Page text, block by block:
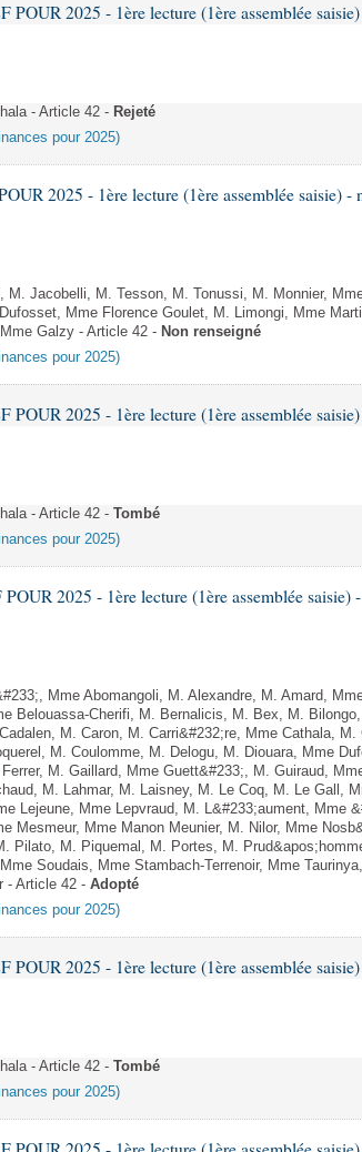
POUR 2025 - 1ère lecture (1ère assemblée
- Article 42 - Rejeté
pour 2025)
2025 - 1ère lecture (1ère assemblée saisie) -
M. Jacobelli, M. Tesson, M. Tonussi, M. Monnier,
Mme Florence Goulet, M. Limongi, Mme
Galzy - Article 42 - Non renseigné
pour 2025)
POUR 2025 - 1ère lecture (1ère assemblée
- Article 42 - Tombé
pour 2025)
2025 - 1ère lecture (1ère assemblée saisie)
Mme Abomangoli, M. Alexandre, M. Amard,
Belouassa-Cherifi, M. Bernalicis, M. Bex, M.
M. Caron, M. Carri&#232;re, Mme Cathala, M.
M. Coulomme, M. Delogu, M. Diouara, Mme
M. Gaillard, Mme Guett&#233;, M. Guiraud,
M. Lahmar, M. Laisney, M. Le Coq, M. Le Gall,
Lejeune, Mme Lepvraud, M. L&#233;aument, Mme
Mesmeur, Mme Manon Meunier, M. Nilor, Mme
Pilato, M. Piquemal, M. Portes, M.
Soudais, Mme Stambach-Terrenoir, Mme
- Article 42 - Adopté
pour 2025)
POUR 2025 - 1ère lecture (1ère assemblée
- Article 42 - Tombé
pour 2025)